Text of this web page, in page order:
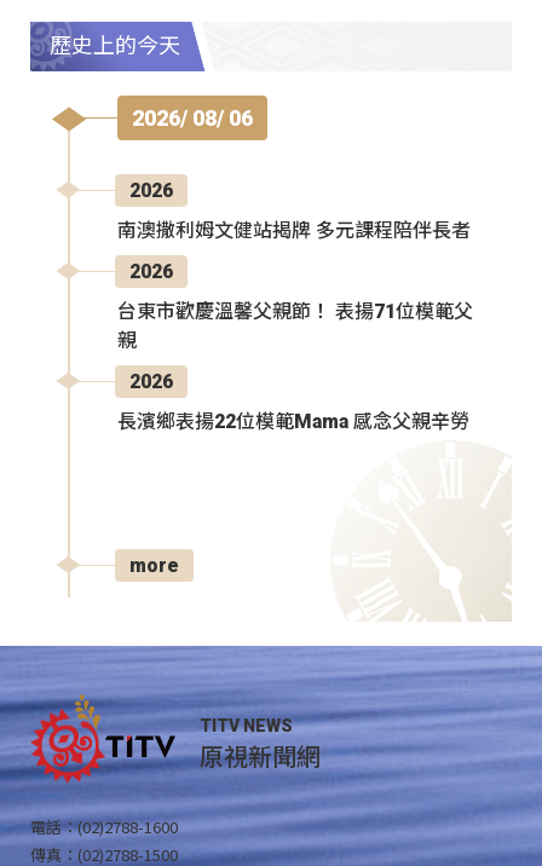
歷史上的今天
2026/ 08/ 06
2026
南澳撒利姆文健站揭牌 多元課程陪伴長者
2026
台東市歡慶溫馨父親節！ 表揚71位模範父
親
2026
長濱鄉表揚22位模範Mama 感念父親辛勞
more
TITV NEWS
原視新聞網
電話：(02)2788-1600
傳真：(02)2788-1500